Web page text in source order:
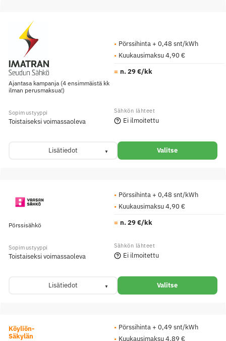
Ajantasa kampanja (4 ensimmäistä kk
ilman perusmaksua!)
Pörssihinta + 0,48 snt/kWh
Kuukausimaksu 4,90 €
n. 29 €/kk
Toistaiseksi voimassaoleva Ei ilmoitettu
Lisätiedot Valitse
Pörssisähkö
Pörssihinta + 0,48 snt/kWh
Kuukausimaksu 4,90 €
n. 29 €/kk
Toistaiseksi voimassaoleva Ei ilmoitettu
Lisätiedot Valitse
Köyliön-
Säkylän
Pörssihinta + 0,49 snt/kWh
Kuukausimaksu 4,89 €